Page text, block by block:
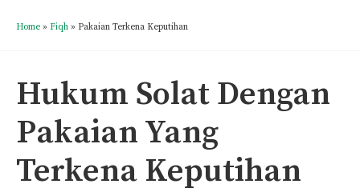
Home » Fiqh » Pakaian Terkena Keputihan
Hukum Solat Dengan
Pakaian Yang
Terkena Keputihan